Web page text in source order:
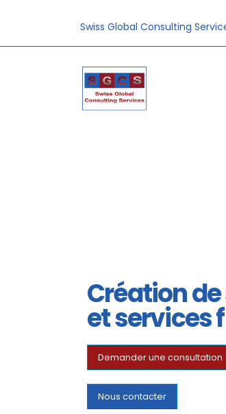
Swiss Global Consulting
Création
et services
Demander une consultation
Nous contacter